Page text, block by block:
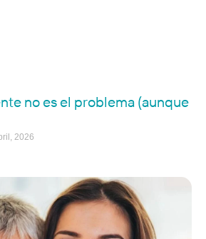
no es el problema (aunque
2026